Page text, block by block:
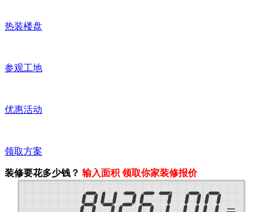
热装楼盘
参观工地
优惠活动
领取方案
装修要花多少钱？ 输入面积 领取你家装修报价